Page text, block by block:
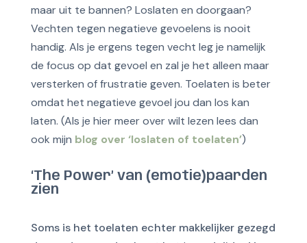
maar uit te bannen? Loslaten en doorgaan?
Vechten tegen negatieve gevoelens is nooit
handig. Als je ergens tegen vecht leg je namelijk
de focus op dat gevoel en zal je het alleen maar
versterken of frustratie geven. Toelaten is beter
omdat het negatieve gevoel jou dan los kan
laten. (Als je hier meer over wilt lezen lees dan
ook mijn blog over ‘loslaten of toelaten’)
‘The Power’ van (emotie)paarden
zien
Soms is het toelaten echter makkelijker gezegd